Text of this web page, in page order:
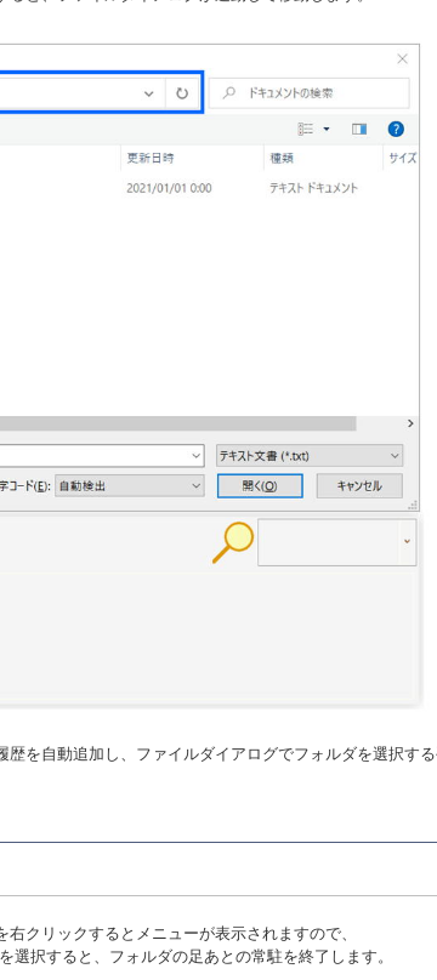
を自動追加し、ファイルダイアログでフォルダを選択す
クリックするとメニューが表示されますので、
選択すると、フォルダの足あとの常駐を終了します。